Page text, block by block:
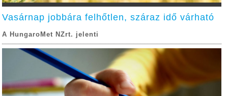
Vasárnap jobbára felhőtlen, száraz idő várható
A HungaroMet NZrt. jelenti